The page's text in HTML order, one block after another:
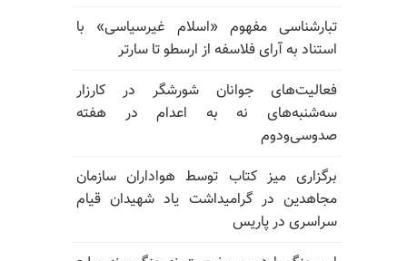
تبارشناسی مفهوم «اسلام غیرسیاسی» با
استناد به آرای فلاسفه از ارسطو تا سارتر
فعالیت‌های جوانان شورشگر در کارزار
سه‌شنبه‌های نه به اعدام در هفته
صدوسی‌و‌دوم
برگزاری میز کتاب توسط هواداران سازمان
مجاهدین در گرامیداشت یاد شهیدان قیام
سراسری در پاریس